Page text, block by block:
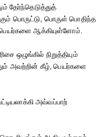
தேர்ந்தெடுத்துத்
பொருட்டு, பொருள் பொதிந்த
ஆக்கியுள்ளோம்.
நிறுத்தியும்
அவற்றின் கீழ், பெயர்களை
அவ்வப்பாற்